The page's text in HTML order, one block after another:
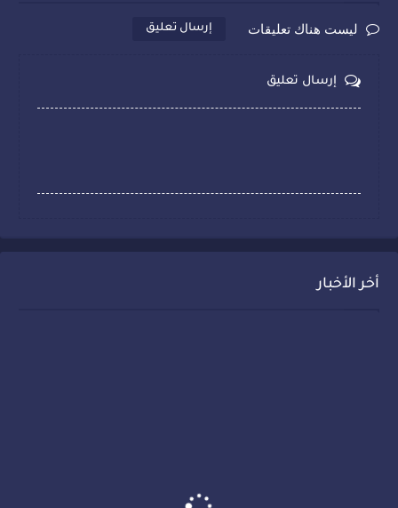
ليست هناك تعليقات إرسال تعليق
إرسال تعليق
أخر الأخبار